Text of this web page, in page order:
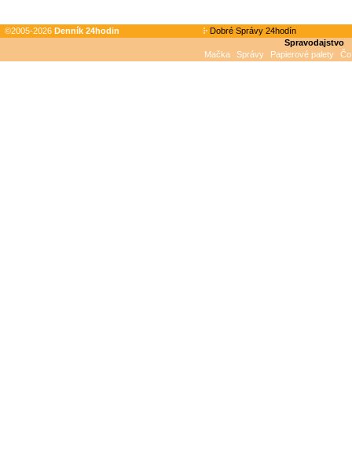
©2005-2026 Denník 24hodin
Dobré Správy 24hodín
Spravodajstvo
Mačka
Správy Papierové palety